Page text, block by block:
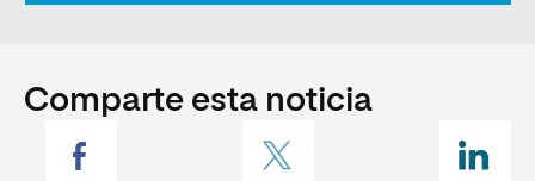
Comparte esta noticia